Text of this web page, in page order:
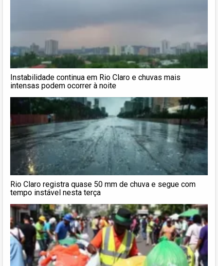
Instabilidade continua em Rio Claro e chuvas mais
intensas podem ocorrer à noite
Rio Claro registra quase 50 mm de chuva e segue com
tempo instável nesta terça